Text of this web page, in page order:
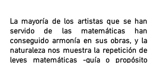
La mayoría de los artistas que se han
servido de las matemáticas han
conseguido armonía en sus obras, y la
naturaleza nos muestra la repetición de
leyes matemáticas -guía o propósito